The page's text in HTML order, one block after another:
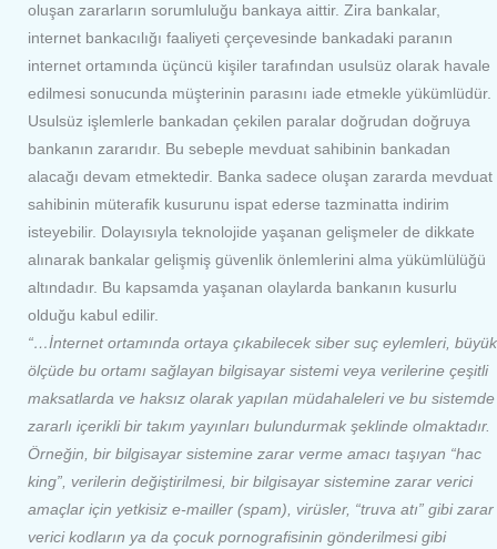
oluşan zararların sorumluluğu bankaya aittir. Zira bankalar,
internet bankacılığı faaliyeti çerçevesinde bankadaki paranın
internet ortamında üçüncü kişiler tarafından usulsüz olarak havale
edilmesi sonucunda müşterinin parasını iade etmekle yükümlüdür.
Usulsüz işlemlerle bankadan çekilen paralar doğrudan doğruya
bankanın zararıdır. Bu sebeple mevduat sahibinin bankadan
alacağı devam etmektedir. Banka sadece oluşan zararda mevduat
sahibinin müterafik kusurunu ispat ederse tazminatta indirim
isteyebilir. Dolayısıyla teknolojide yaşanan gelişmeler de dikkate
alınarak bankalar gelişmiş güvenlik önlemlerini alma yükümlülüğü
altındadır. Bu kapsamda yaşanan olaylarda bankanın kusurlu
olduğu kabul edilir.
“… İnternetortamında ortaya çıkabilecek siber suç eylemleri, büyük
ölçüde bu ortamı sağlayan bilgisayar sistemi veya verilerine çeşitli
maksatlarda ve haksız olarak yapılan müdahaleleri ve bu sistemde
zararlı içerikli bir takım yayınları bulundurmak şeklinde olmaktadır.
Örneğin, bir bilgisayar sistemine zarar verme amacı taşıyan “hac
king”, verilerin değiştirilmesi, bir bilgisayar sistemine zarar verici
amaçlar için yetkisiz e-mailler (spam), virüsler, “truva atı” gibi zarar
verici kodların ya da çocuk pornografisinin gönderilmesi gibi